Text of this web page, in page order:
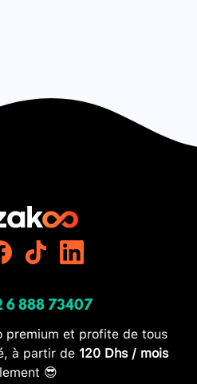
6 888 73407
premium et profite de tous
à partir de 120 Dhs / mois
😎